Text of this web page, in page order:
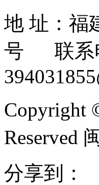
地 址：福
号 联系
Copyright
Reserved
分享到：